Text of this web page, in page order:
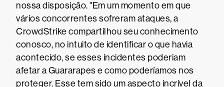
nossa disposição. "Em um momento em que
vários concorrentes sofreram ataques, a
CrowdStrike compartilhou seu conhecimento
conosco, no intuito de identificar o que havia
acontecido, se esses incidentes poderiam
afetar a Guararapes e como poderíamos nos
proteger. Esse tem sido um aspecto incrível da